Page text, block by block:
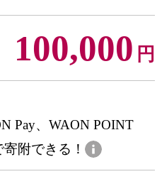
100,000 円
Pay、WAON POINT
附できる！